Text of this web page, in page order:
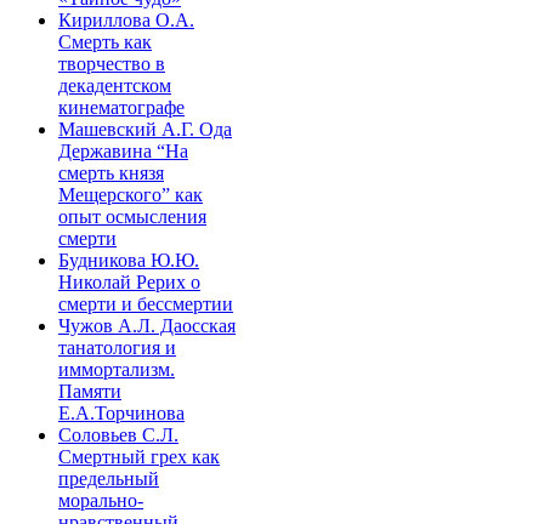
Кириллова О.А.
Смерть как
творчество в
декадентском
кинематографе
Машевский А.Г. Ода
Державина “На
смерть князя
Мещерского” как
опыт осмысления
смерти
Будникова Ю.Ю.
Николай Рерих о
смерти и бессмертии
Чужов А.Л. Даосская
танатология и
иммортализм.
Памяти
Е.А.Торчинова
Соловьев С.Л.
Смертный грех как
предельный
морально-